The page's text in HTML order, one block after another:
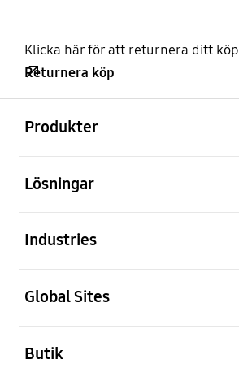
Klicka här för att returnera ditt köp
Returnera köp
Produkter
Lösningar
Industries
Global Sites
Butik